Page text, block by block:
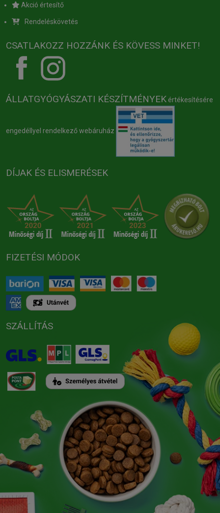
Akció értesítő
Rendeléskövetés
CSATLAKOZZ HOZZÁNK ÉS KÖVESS MINKET!
ÁLLATGYÓGYÁSZATI KÉSZÍTMÉNYEK értékesítésére
engedéllyel rendelkező webáruház
DÍJAK ÉS ELISMERÉSEK
FIZETÉSI MÓDOK
SZÁLLÍTÁS